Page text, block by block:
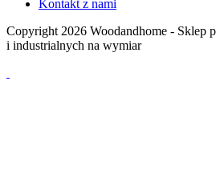
Kontakt z nami
Copyright 2026 Woodandhome - Sklep
i industrialnych na wymiar